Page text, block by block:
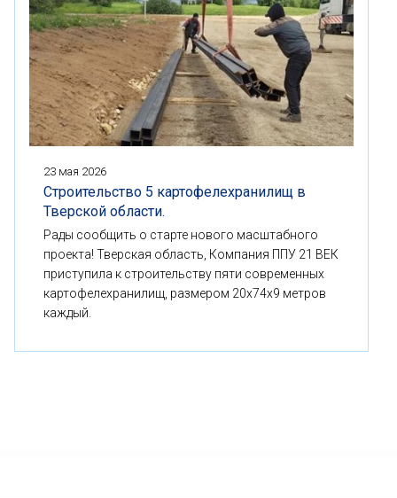
23 мая 2026
Строительство 5 картофелехранилищ в
Тверской области.
Рады сообщить о старте нового масштабного
проекта! Тверская область, Компания ППУ 21 ВЕК
приступила к строительству пяти современных
картофелехранилищ, размером 20x74x9 метров
каждый.